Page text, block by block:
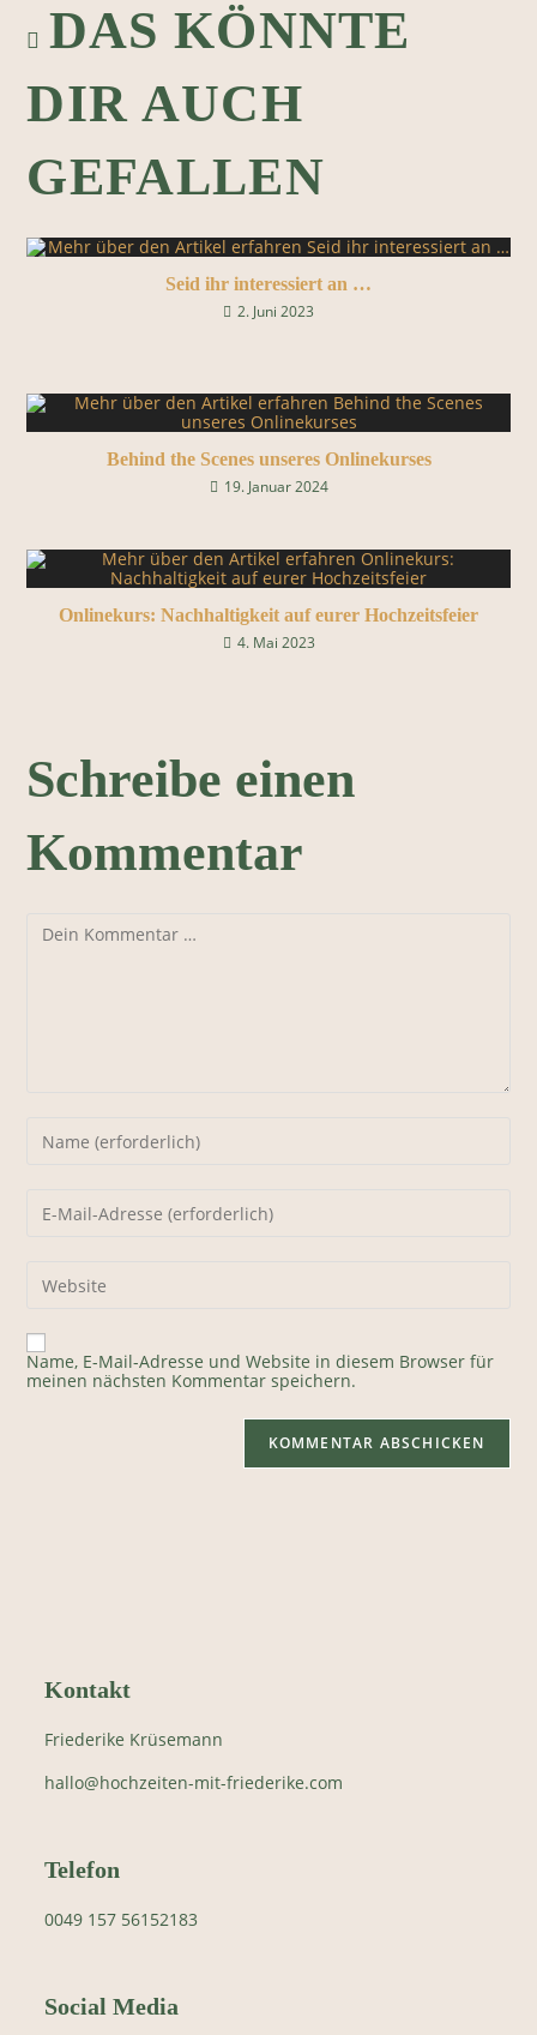
DAS KÖNNTE
DIR AUCH
GEFALLEN
Seid ihr interessiert an …
2. Juni 2023
Behind the Scenes unseres Onlinekurses
19. Januar 2024
Onlinekurs: Nachhaltigkeit auf eurer Hochzeitsfeier
4. Mai 2023
Schreibe einen
Kommentar
deinen
Benutzernamen
zum
deine
Adresse
zum
ein
deine
ein
(optional)
Name, E-Mail-Adresse und Website in diesem Browser für
meinen nächsten Kommentar speichern.
Kontakt
Friederike Krüsemann
hallo@hochzeiten-mit-friederike.com
Telefon
0049 157 56152183
Social Media